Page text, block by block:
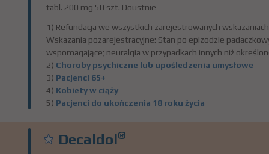
tabl. 200 mg 50 szt. Doustnie
1) Refundacja we wszystkich zarejestrowanych
Wskazania pozarejestracyjne: Stan po epizodzie
wspomagające; neuralgia w przypadkach innych niż
2) Choroby psychiczne lub upośledzenia umysłowe
3) Pacjenci 65+
4) Kobiety w ciąży
5) Pacjenci do ukończenia 18 roku życia
Decaldol®